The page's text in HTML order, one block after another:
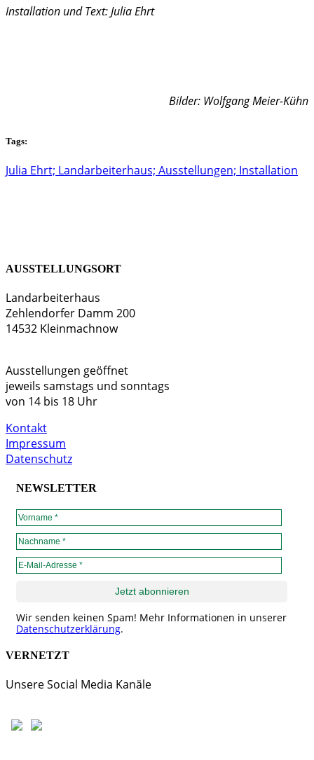
Installation und Text: Julia Ehrt
Bilder: Wolfgang Meier-Kühn
Tags:
Julia Ehrt; Landarbeiterhaus; Ausstellungen; Installation
AUSSTELLUNGSORT
Landarbeiterhaus
Zehlendorfer Damm 200
14532 Kleinmachnow
Ausstellungen geöffnet
jeweils samstags und sonntags
von 14 bis 18 Uhr
Kontakt
Impressum
Datenschutz
NEWSLETTER
Wir senden keinen Spam! Mehr Informationen in unserer
Datenschutzerklärung.
VERNETZT
Unsere Social Media Kanäle